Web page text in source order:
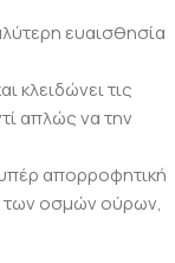
ευαισθησία
κλειδώνει τις
απλώς να την
απορροφητική
των οσμών ούρων,